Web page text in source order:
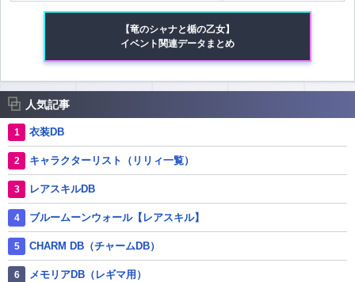
【竜のシャナと楯の乙女】
イベント関連データまとめ
人気記事
衣装DB
キャラクターリスト（リリィ一覧）
レアスキルDB
ブルームーンウォール【レアスキル】
CHARM DB（チャームDB）
メモリアDB（レギマ用）